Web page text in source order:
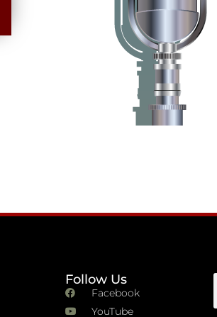
Follow Us
Facebook
YouTube